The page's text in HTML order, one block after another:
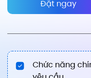
Đặt ngay
Chức năng